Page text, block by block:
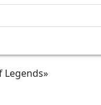
Legends»